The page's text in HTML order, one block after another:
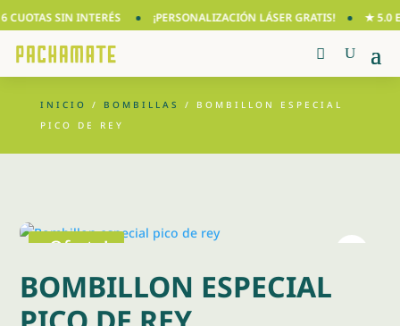
SIN INTERÉS ¡PERSONALIZACIÓN LÁSER GRATIS! ★ 5.0 EN
INICIO / BOMBILLAS
/ BOMBILLON ESPECIAL
PICO DE REY
¡Oferta!
BOMBILLON ESPECIAL